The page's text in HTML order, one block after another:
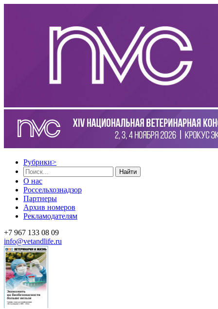
Рубрики>
Найти
О нас
Россельхознадзор
Партнеры
Архив номеров
Рекламодателям
+7 967 133 08 09
info@vetandlife.ru